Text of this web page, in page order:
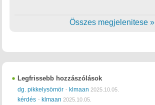
Összes megjelenitese »
Legfrissebb hozzászólások
dg. pikkelysömör - klmaan 2025.10.05.
kérdés - klmaan 2025.10.05.